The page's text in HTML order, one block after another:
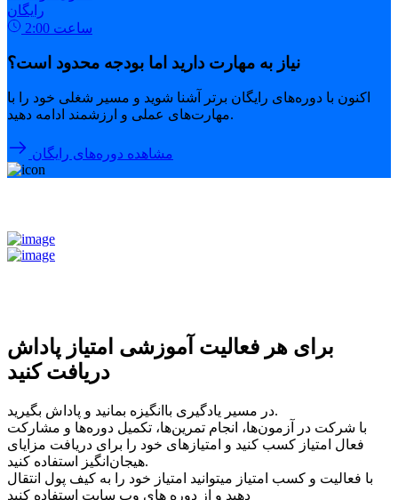
رایگان
2:00 ساعت
نیاز به مهارت دارید اما بودجه محدود است؟
اکنون با دوره‌های رایگان برتر آشنا شوید و مسیر شغلی خود را با
مهارت‌های عملی و ارزشمند ادامه دهید.
مشاهده دوره‌های رایگان
برای هر فعالیت آموزشی امتیاز پاداش
دریافت کنید
در مسیر یادگیری باانگیزه بمانید و پاداش بگیرید.
با شرکت در آزمون‌ها، انجام تمرین‌ها، تکمیل دوره‌ها و مشارکت
فعال امتیاز کسب کنید و امتیازهای خود را برای دریافت مزایای
هیجان‌انگیز استفاده کنید.
با فعالیت و کسب امتیاز میتوانید امتیاز خود را به کیف پول انتقال
دهید و از دوره های وب سایت استفاده کنید